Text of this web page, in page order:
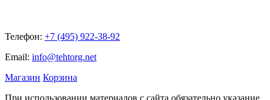
Телефон: +7 (495) 922-38-92
Email: info@tehtorg.net
Магазин Корзина
При использовании материалов с сайта обязательно указание